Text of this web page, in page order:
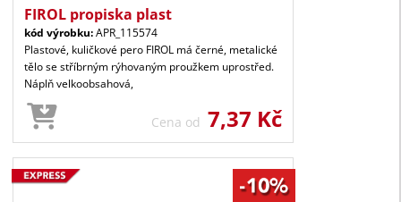
FIROL propiska plast
kód výrobku:APR_115574
Plastové, kuličkové pero FIROL má černé, metalické
tělo se stříbrným rýhovaným proužkem uprostřed.
Náplň velkoobsahová,
Cena od 7,37 Kč